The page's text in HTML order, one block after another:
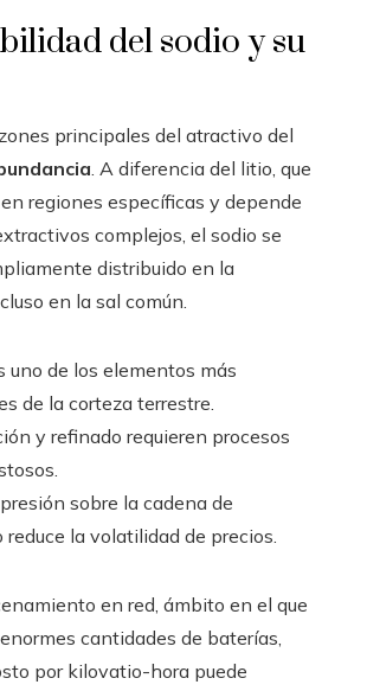
del sodio y su
principales del atractivo del
. A diferencia del litio, que
regiones específicas y depende
complejos, el sodio se
distribuido en la
en la sal común.
uno de los elementos más
de la corteza terrestre.
y refinado requieren procesos
sobre la cadena de
reduce la volatilidad de precios.
en red, ámbito en el que
cantidades de baterías,
por kilovatio-hora puede